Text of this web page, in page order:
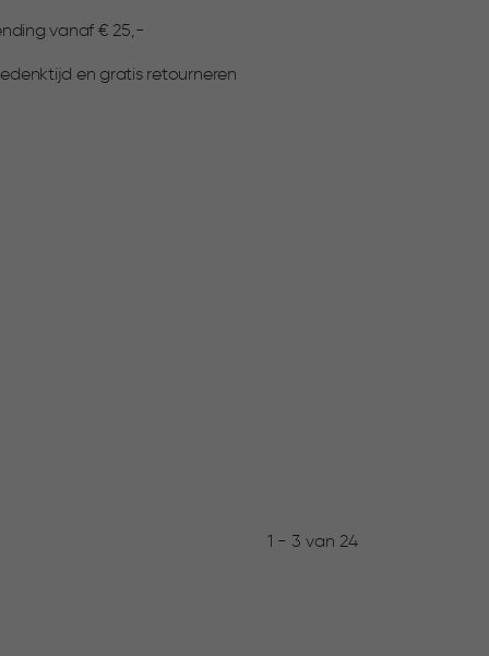
vanaf € 25,-
en gratis retourneren
1 - 3 van 24